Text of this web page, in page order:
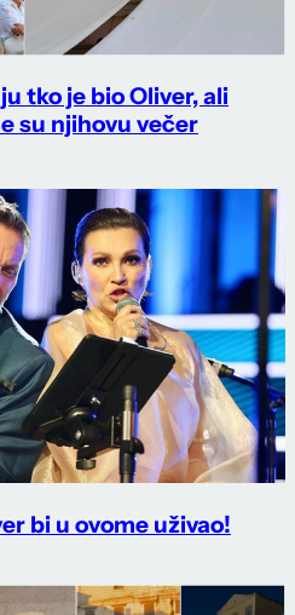
tko je bio Oliver, ali
su njihovu večer
bi u ovome uživao!